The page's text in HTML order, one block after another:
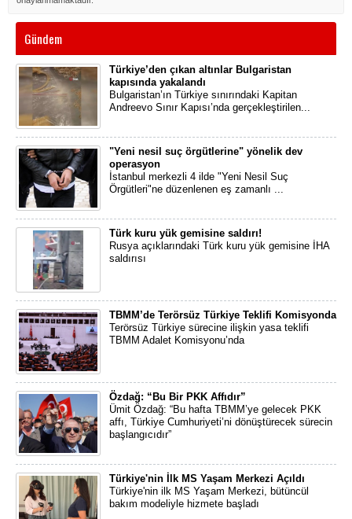
Gündem
Türkiye’den çıkan altınlar Bulgaristan
kapısında yakalandı
Bulgaristan’ın Türkiye sınırındaki Kapitan
Andreevo Sınır Kapısı’nda gerçekleştirilen...
"Yeni nesil suç örgütlerine" yönelik dev
operasyon
İstanbul merkezli 4 ilde "Yeni Nesil Suç
Örgütleri"ne düzenlenen eş zamanlı ...
Türk kuru yük gemisine saldırı!
Rusya açıklarındaki Türk kuru yük gemisine İHA
saldırısı
TBMM’de Terörsüz Türkiye Teklifi Komisyonda
Terörsüz Türkiye sürecine ilişkin yasa teklifi
TBMM Adalet Komisyonu’nda
Özdağ: “Bu Bir PKK Affıdır”
Ümit Özdağ: “Bu hafta TBMM’ye gelecek PKK
affı, Türkiye Cumhuriyeti’ni dönüştürecek sürecin
başlangıcıdır”
Türkiye'nin İlk MS Yaşam Merkezi Açıldı
Türkiye'nin ilk MS Yaşam Merkezi, bütüncül
bakım modeliyle hizmete başladı